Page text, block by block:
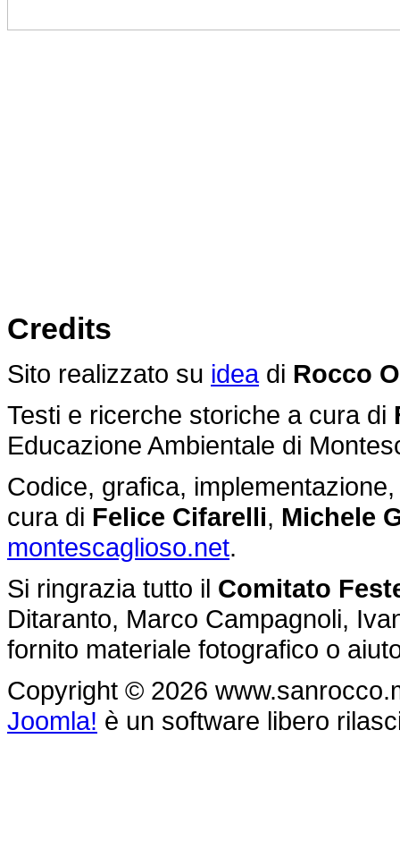
Credits
Sito realizzato su ideadi Rocco
Testi e ricerche storiche a cura di
Educazione Ambientale di
Codice, grafica,
cura di Felice Cifarelli, Michele
montescaglioso.net.
Si ringrazia tutto il Comitato
Ditaranto, Marco Campagnoli,
fornito materiale fotografico o
Copyright © 2026
Joomla! è un software libero